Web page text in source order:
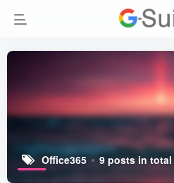
Office365 9 posts in total